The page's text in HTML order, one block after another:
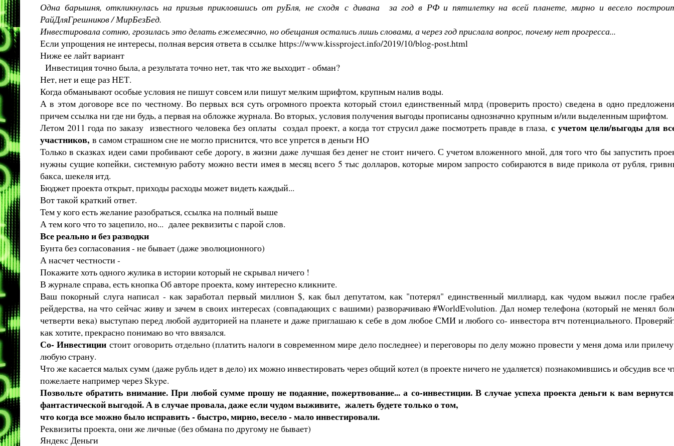
Одна барышня, откликнулась на призыв прикловшись от руБля, не сходя с дивана за год в РФ и пятилетку на всей планете, мирно и весело
РайДляГрешников / МирБезБед.
Инвестировала сотню, грозилась это делать ежемесячно, но обещания остались лишь словами, а через год прислала вопрос, почему нет прогресса...
Если упрощения не интересы, полная версия ответа в ссылке https://www.kissproject.info/2019/10/blog-post.html
Ниже ее лайт вариант
Инвестиция точно была, а результата точно нет, так что же выходит - обман?
Нет, нет и еще раз НЕТ.
Когда обманывают особые условия не пишут совсем или пишут мелким шрифтом, крупным налив воды.
А в этом договоре все по честному. Во первых вся суть огромного проекта который стоил единственный млрд (проверить просто) сведена в одно
причем ссылка ни где ни будь, а первая на обложке журнала. Во вторых, условия получения выгоды прописаны однозначно крупным и/или выделенным шрифтом.
Летом 2011 года по заказу известного человека без оплаты создал проект, а когда тот струсил даже посмотреть правде в глаза,с учетом цели/выгоды для
участников, в самом страшном сне не могло приснится, что все упрется в деньги НО
Только в сказках идеи сами пробивают себе дорогу, в жизни даже лучшая без денег не стоит ничего. С учетом вложенного мной, для того что бы запустить
нужны сущие копейки, системную работу можно вести имея в месяц всего 5 тыс долларов, которые миром запросто собираются в виде прикола от рубля,
бакса, шекеля итд.
Бюджет проекта открыт, приходы расходы может видеть каждый...
Вот такой краткий ответ.
Тем у кого есть желание разобраться, ссылка на полный выше
А тем кого что то зацепило, но... далее реквизиты с парой слов.
Все реально и без разводки
Бунта без согласования - не бывает (даже эволюционного)
А насчет честности -
Покажите хоть одного жулика в истории который не скрывал ничего !
В журнале справа, есть кнопка Об авторе проекта, кому интересно кликните.
Ваш покорный слуга написал - как заработал первый миллион $, как был депутатом, как "потерял" единственный миллиард, как чудом выжил после
рейдерства, на что сейчас живу и зачем в своих интересах (совпадающих с вашими) разворачиваю #WorldEvolution. Дал номер телефона (который не менял
четверти века) выступаю перед любой аудиторией на планете и даже приглашаю к себе в дом любое СМИ и любого со- инвестора втч потенциального.
как хотите, прекрасно понимаю во что ввязался.
Со- Инвестициистоит оговорить отдельно (платить налоги в современном мире дело последнее) и переговоры по делу можно провести у меня дома или
любую страну.
Что же касается малых сумм (даже рубль идет в дело) их можно инвестировать через общий котел (в проекте ничего не удаляется) познакомившись и обсудив все
пожелаете например через Skype.
Позвольте обратить внимание. При любой сумме прошу не подаяние, пожертвование... а со-инвестиции. В случае успеха проекта деньги к вам
фантастической выгодой. А в случае провала, даже если чудом выживите, жалеть будете только о том,
что когда все можно было исправить - быстро, мирно, весело - мало инвестировали.
Реквизиты проекта, они же личные (без обмана по другому не бывает)
Яндекс Деньги